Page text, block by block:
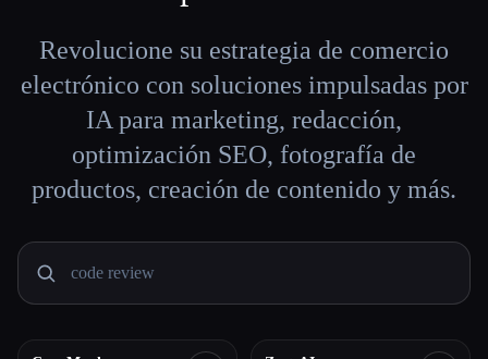
🎓Estudiantes 🎬Creadores
Blog
Comparar herramientas
Todas las categorías
Revolucione su estrategia de comercio
electrónico con soluciones impulsadas por
IA para marketing, redacción,
optimización SEO, fotografía de
productos, creación de contenido y más.